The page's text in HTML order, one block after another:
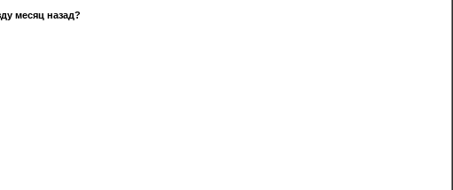
месяц назад?